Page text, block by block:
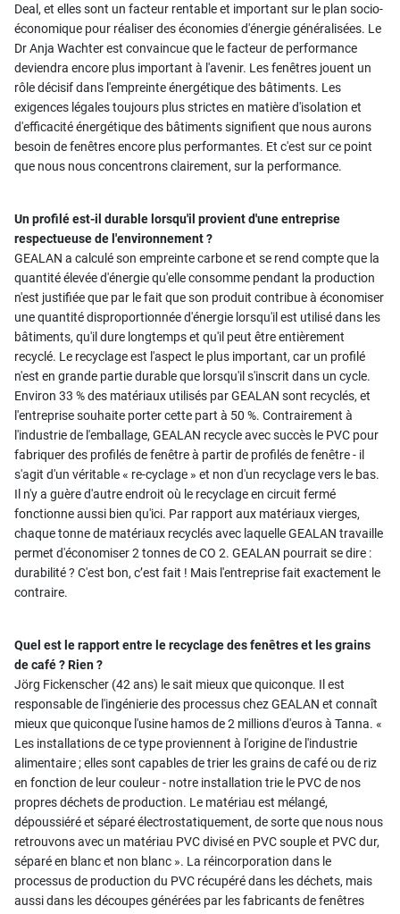
Deal, et elles sont un facteur rentable et important sur le plan socio-
économique pour réaliser des économies d'énergie généralisées. Le
Dr Anja Wachter est convaincue que le facteur de performance
deviendra encore plus important à l'avenir. Les fenêtres jouent un
rôle décisif dans l'empreinte énergétique des bâtiments. Les
exigences légales toujours plus strictes en matière d'isolation et
d'efficacité énergétique des bâtiments signifient que nous aurons
besoin de fenêtres encore plus performantes. Et c'est sur ce point
que nous nous concentrons clairement, sur la performance.
Un profilé est-il durable lorsqu'il provient d'une entreprise
respectueuse de l'environnement ?
GEALAN a calculé son empreinte carbone et se rend compte que la
quantité élevée d'énergie qu'elle consomme pendant la production
n'est justifiée que par le fait que son produit contribue à économiser
une quantité disproportionnée d'énergie lorsqu'il est utilisé dans les
bâtiments, qu'il dure longtemps et qu'il peut être entièrement
recyclé. Le recyclage est l'aspect le plus important, car un profilé
n'est en grande partie durable que lorsqu'il s'inscrit dans un cycle.
Environ 33 % des matériaux utilisés par GEALAN sont recyclés, et
l'entreprise souhaite porter cette part à 50 %. Contrairement à
l'industrie de l'emballage, GEALAN recycle avec succès le PVC pour
fabriquer des profilés de fenêtre à partir de profilés de fenêtre - il
s'agit d'un véritable « re-cyclage » et non d'un recyclage vers le bas.
Il n'y a guère d'autre endroit où le recyclage en circuit fermé
fonctionne aussi bien qu'ici. Par rapport aux matériaux vierges,
chaque tonne de matériaux recyclés avec laquelle GEALAN travaille
permet d'économiser 2 tonnes de CO 2. GEALAN pourrait se dire :
durabilité ? C'est bon, c’est fait ! Mais l'entreprise fait exactement le
contraire.
Quel est le rapport entre le recyclage des fenêtres et les grains
de café ? Rien ?
Jörg Fickenscher (42 ans) le sait mieux que quiconque. Il est
responsable de l'ingénierie des processus chez GEALAN et connaît
mieux que quiconque l'usine hamos de 2 millions d'euros à Tanna. «
Les installations de ce type proviennent à l'origine de l'industrie
alimentaire ; elles sont capables de trier les grains de café ou de riz
en fonction de leur couleur - notre installation trie le PVC de nos
propres déchets de production. Le matériau est mélangé,
dépoussiéré et séparé électrostatiquement, de sorte que nous nous
retrouvons avec un matériau PVC divisé en PVC souple et PVC dur,
séparé en blanc et non blanc ». La réincorporation dans le
processus de production du PVC récupéré dans les déchets, mais
aussi dans les découpes générées par les fabricants de fenêtres